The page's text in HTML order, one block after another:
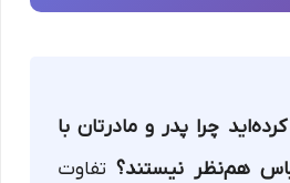
چرا پدر و مادرتان با
هم‌نظر نیستند؟ تفاوت